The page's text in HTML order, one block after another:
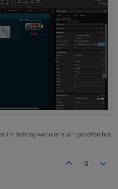
im Beitrag wenn er euch geholfen hat.
0